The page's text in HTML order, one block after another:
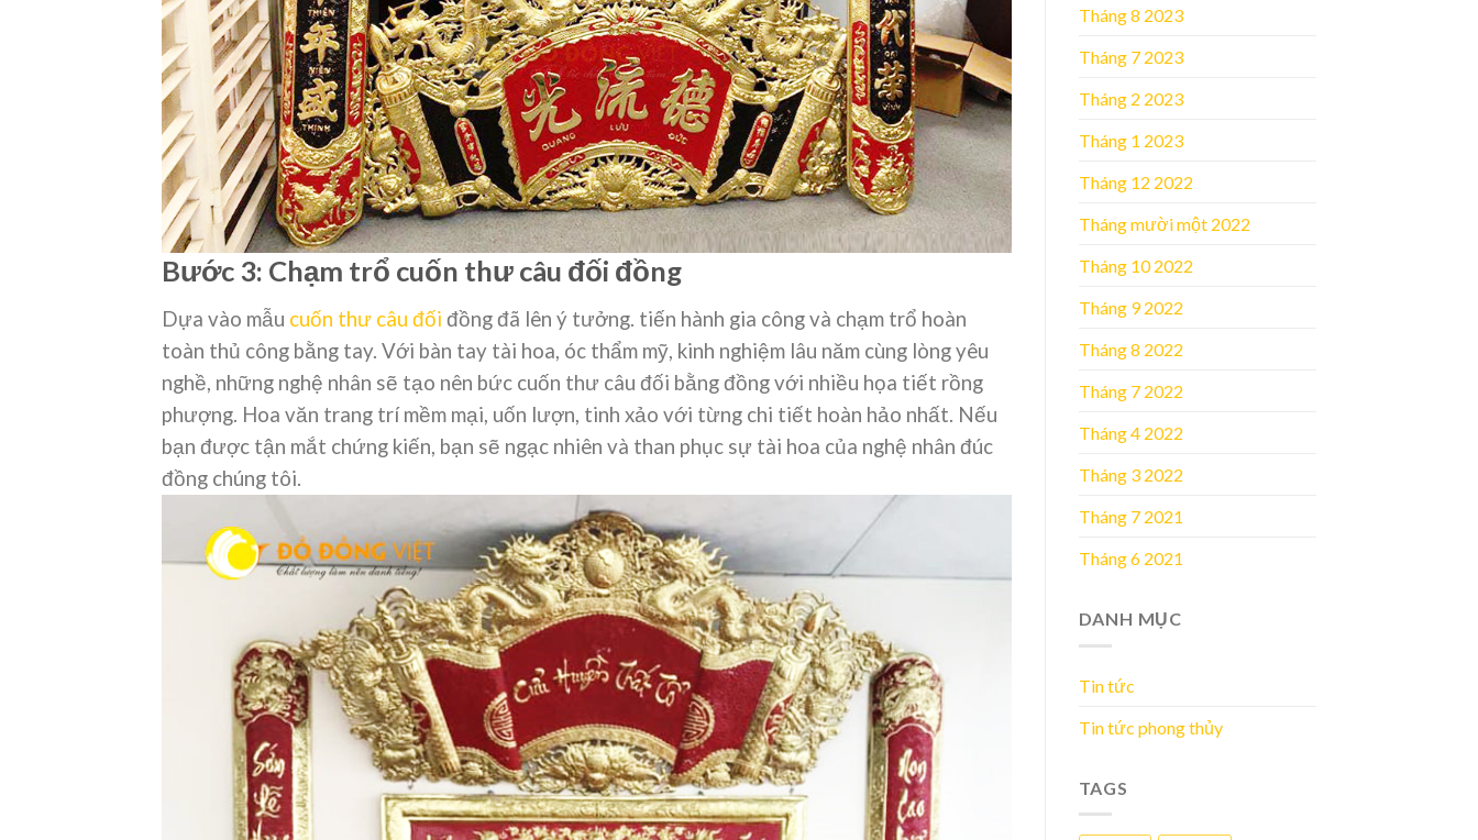
Bước 3: Chạm trổ cuốn thư câu đối đồng
Dựa vào mẫu cuốn thư câu đối đồng đã lên ý tưởng. tiến hành gia công và chạm trổ hoàn
toàn thủ công bằng tay. Với bàn tay tài hoa, óc thẩm mỹ, kinh nghiệm lâu năm cùng lòng yêu
nghề, những nghệ nhân sẽ tạo nên bức cuốn thư câu đối bằng đồng với nhiều họa tiết rồng
phượng. Hoa văn trang trí mềm mại, uốn lượn, tinh xảo với từng chi tiết hoàn hảo nhất. Nếu
bạn được tận mắt chứng kiến, bạn sẽ ngạc nhiên và than phục sự tài hoa của nghệ nhân đúc
đồng chúng tôi.
Tháng 8 2023
Tháng 7 2023
Tháng 2 2023
Tháng 1 2023
Tháng 12 2022
Tháng mười một 2022
Tháng 10 2022
Tháng 9 2022
Tháng 8 2022
Tháng 7 2022
Tháng 4 2022
Tháng 3 2022
Tháng 7 2021
Tháng 6 2021
DANH MỤC
Tin tức
Tin tức phong thủy
TAGS